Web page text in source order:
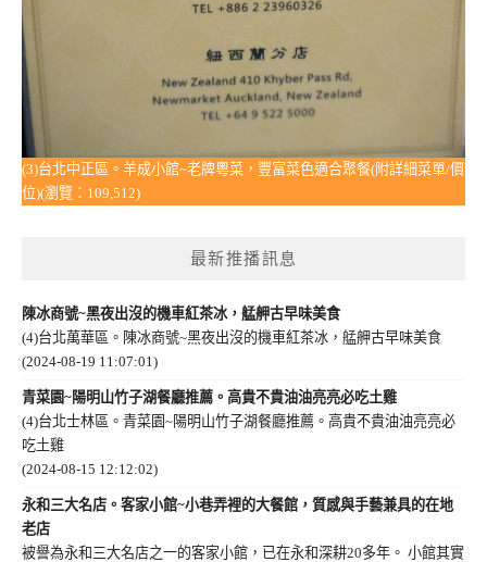
(3)台北中正區。羊成小館~老牌粵菜，豐富菜色適合聚餐(附詳細菜單/價
位)(瀏覽：109,512)
最新推播訊息
陳冰商號~黑夜出沒的機車紅茶冰，艋舺古早味美食
(4)台北萬華區。陳冰商號~黑夜出沒的機車紅茶冰，艋舺古早味美食
(2024-08-19 11:07:01)
青菜園~陽明山竹子湖餐廳推薦。高貴不貴油油亮亮必吃土雞
(4)台北士林區。青菜園~陽明山竹子湖餐廳推薦。高貴不貴油油亮亮必
吃土雞
(2024-08-15 12:12:02)
永和三大名店。客家小館~小巷弄裡的大餐館，質感與手藝兼具的在地
老店
被譽為永和三大名店之一的客家小館，已在永和深耕20多年。 小館其實